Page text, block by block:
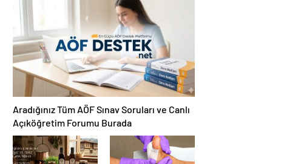
Ürünleri
Karar Duruşmasına
Çevrildi
Aradığınız Tüm AÖF Sınav Soruları ve Canlı
Açıköğretim Forumu Burada